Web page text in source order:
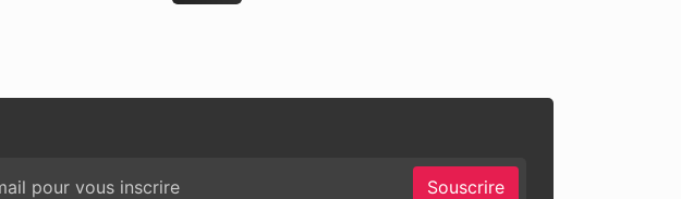
Souscrire